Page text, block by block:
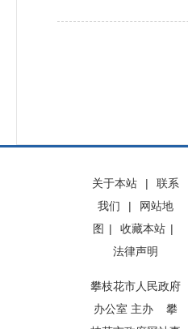
关于本站 |
联系
我们
|
网站地
图 | 收藏本站 |
法律声明
攀枝花市人民政府
办公室 主办 攀